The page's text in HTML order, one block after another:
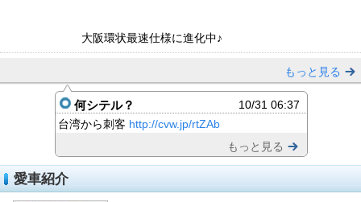
大阪環状最速仕様に進化中♪
もっと見る
何シテル？
10/31 06:37
台湾から刺客 http://cvw.jp/rtZAb
もっと見る
愛車紹介